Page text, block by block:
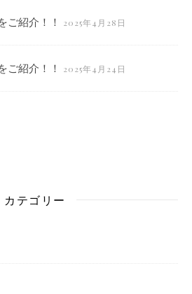
ご紹介！！ 2025年4月28日
ご紹介！！ 2025年4月24日
カテゴリー